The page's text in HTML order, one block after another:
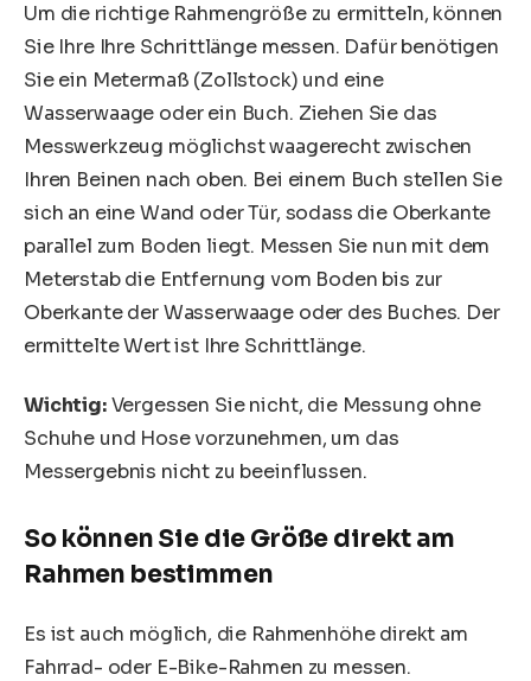
Um die richtige Rahmengröße zu ermitteln, können
Sie Ihre Ihre Schrittlänge messen. Dafür benötigen
Sie ein Metermaß (Zollstock) und eine
Wasserwaage oder ein Buch. Ziehen Sie das
Messwerkzeug möglichst waagerecht zwischen
Ihren Beinen nach oben. Bei einem Buch stellen Sie
sich an eine Wand oder Tür, sodass die Oberkante
parallel zum Boden liegt. Messen Sie nun mit dem
Meterstab die Entfernung vom Boden bis zur
Oberkante der Wasserwaage oder des Buches. Der
ermittelte Wert ist Ihre Schrittlänge.
Wichtig:Vergessen Sie nicht, die Messung ohne
Schuhe und Hose vorzunehmen, um das
Messergebnis nicht zu beeinflussen.
So können Sie die Größe direkt am
Rahmen bestimmen
Es ist auch möglich, die Rahmenhöhe direkt am
Fahrrad- oder E-Bike-Rahmen zu messen.